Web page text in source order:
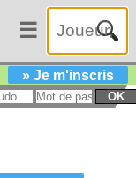
☰
» Je m'inscris
OK